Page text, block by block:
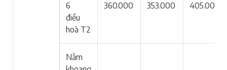
6
điều
hoà T2
360.000 353.000 405.000
Nằm